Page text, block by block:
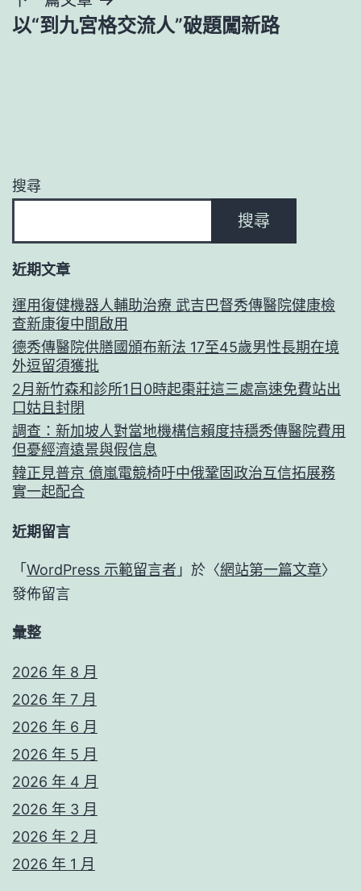
以“到九宮格交流人”破題闖新路
搜尋
搜尋
近期文章
運用復健機器人輔助治療 武吉巴督秀傳醫院健康檢
查新康復中間啟用
德秀傳醫院供膳國頒布新法 17至45歲男性長期在境
外逗留須獲批
2月新竹森和診所1日0時起棗莊這三處高速免費站出
口姑且封閉
調查：新加坡人對當地機構信賴度持穩秀傳醫院費用
但憂經濟遠景與假信息
韓正見普京 億嵐電競椅吁中俄鞏固政治互信拓展務
實一起配合
近期留言
「 WordPress 示範留言者 」於〈網站第一篇文章〉
發佈留言
彙整
2026 年 8 月
2026 年 7 月
2026 年 6 月
2026 年 5 月
2026 年 4 月
2026 年 3 月
2026 年 2 月
2026 年 1 月